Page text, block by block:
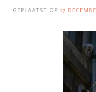
GEPLAATST OP 17